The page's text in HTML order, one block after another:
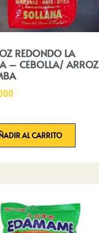
REDONDO LA
– CEBOLLA/ ARROZ
AL CARRITO